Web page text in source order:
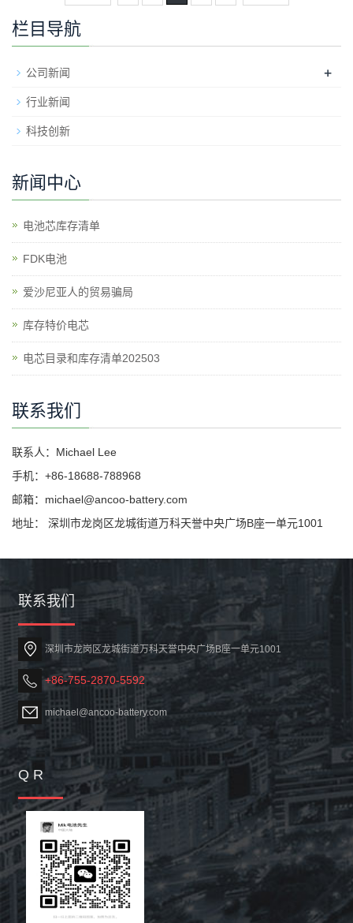
栏目导航
公司新闻 +
行业新闻
科技创新
新闻中心
电池芯库存清单
​FDK电池
爱沙尼亚人的贸易骗局
库存特价电芯
电芯目录和库存清单202503
联系我们
联系人：Michael Lee
手机：+86-18688-788968
邮箱：michael@ancoo-battery.com
地址： 深圳市龙岗区龙城街道万科天誉中央广场B座一单元1001
联系我们
深圳市龙岗区龙城街道万科天誉中央广场B座一单元1001
+86-755-2870-5592
michael@ancoo-battery.com
Q R